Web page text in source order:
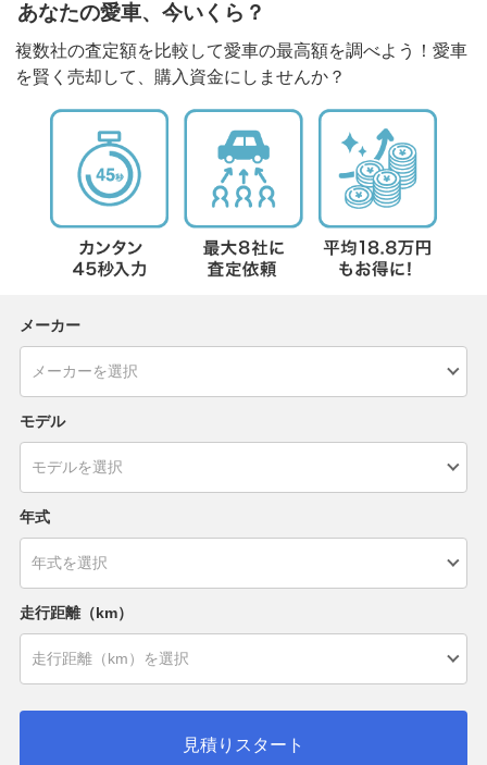
あなたの愛車、今いくら？
複数社の査定額を比較して愛車の最高額を調べよう！愛車
を賢く売却して、購入資金にしませんか？
メーカー
モデル
年式
走行距離（km）
見積りスタート